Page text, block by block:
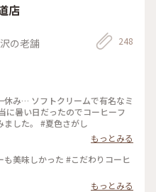
店
の老舗 248
休み… ソフトクリームで有名なミ
に暑い日だったのでコーヒーフ
ロートがとっても身体にしみました。 #夏色さがし
もっとみる
った #こだわりコーヒ
もっとみる